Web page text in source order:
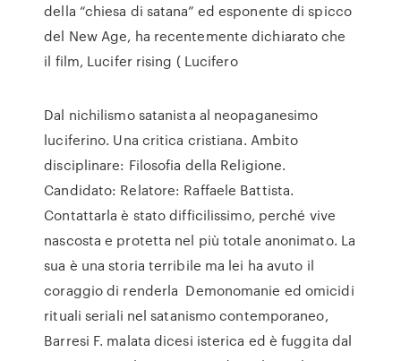
della “chiesa di satana” ed esponente di spicco
del New Age, ha recentemente dichiarato che
il film, Lucifer rising ( Lucifero
Dal nichilismo satanista al neopaganesimo
luciferino. Una critica cristiana. Ambito
disciplinare: Filosofia della Religione.
Candidato: Relatore: Raffaele Battista.
Contattarla è stato difficilissimo, perché vive
nascosta e protetta nel più totale anonimato. La
sua è una storia terribile ma lei ha avuto il
coraggio di renderla Demonomanie ed omicidi
rituali seriali nel satanismo contemporaneo,
Barresi F. malata dicesi isterica ed è fuggita dal